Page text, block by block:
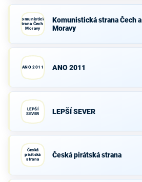
Komunistická
strana Čech a
Moravy
Komunistická strana Čech a
Moravy
ANO 2011 ANO 2011
LEPŠÍ
SEVER
LEPŠÍ SEVER
Česká
pirátská
strana
Česká pirátská strana